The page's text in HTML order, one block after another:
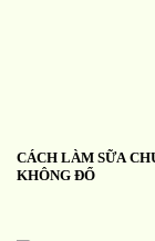
CÁCH LÀM SỮA
KHÔNG ĐỔ